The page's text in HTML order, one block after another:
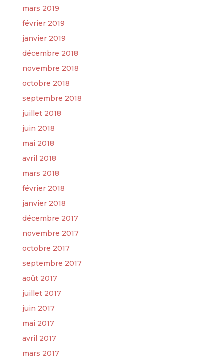
mars 2019
février 2019
janvier 2019
décembre 2018
novembre 2018
octobre 2018
septembre 2018
juillet 2018
juin 2018
mai 2018
avril 2018
mars 2018
février 2018
janvier 2018
décembre 2017
novembre 2017
octobre 2017
septembre 2017
août 2017
juillet 2017
juin 2017
mai 2017
avril 2017
mars 2017